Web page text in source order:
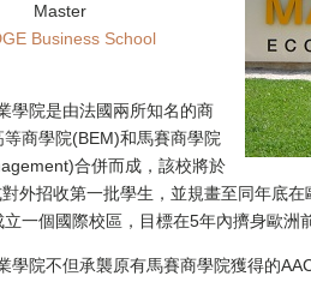
Master
Business School
學院是由法國兩所知名的商
商學院(BEM)和馬賽商學院
合併而成，該校將於
外招收第一批學生，並規畫至同年底
一個國際校區，目標在5年內擠身歐洲
學院不但承襲原有馬賽商學院獲得的